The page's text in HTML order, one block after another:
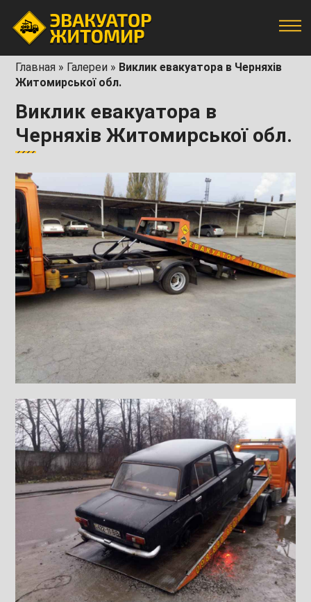
Главная » Галереи » Виклик евакуатора в Черняхів
Житомирської обл.
Виклик евакуатора в
Черняхів Житомирської обл.